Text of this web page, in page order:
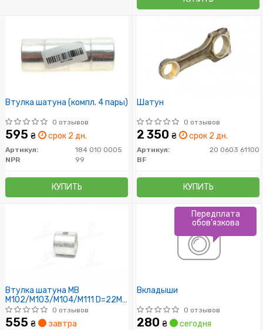
Втулка шатуна (компл. 4 пары)
0 отзывов
595 ₴ срок 2 дн.
Артикул:
184 010 0005
99
NPR
КУПИТЬ
Шатун
0 отзывов
2 350 ₴ срок 2 дн.
Артикул:
20 0603 61100
BF
КУПИТЬ
Втулка шатуна MB
M102/M103/M104/M111 D=22MM
(пр-во GLYCO)0 отзывов
555 ₴
завтра
Вкладыши
0 отзывов
280 ₴ сегодня
Передплата
обов'язкова